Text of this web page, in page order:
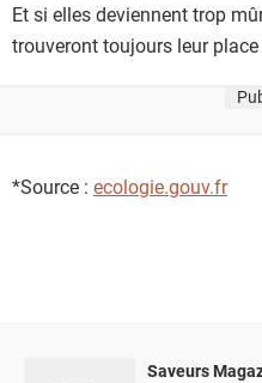
Et si elles deviennent trop
trouveront toujours leur
*Source : ecologie.gouv.fr
Saveurs